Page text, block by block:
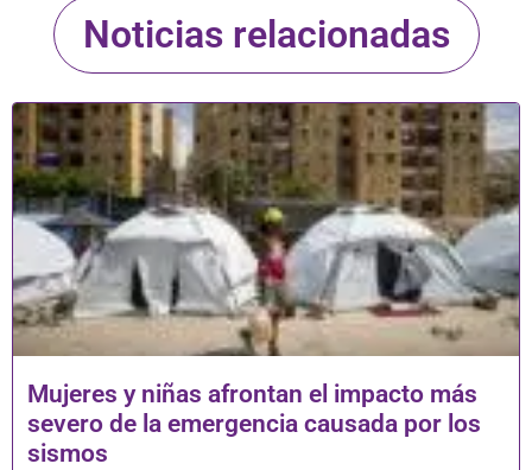
Noticias relacionadas
Mujeres y niñas afrontan el impacto más
severo de la emergencia causada por los
sismos